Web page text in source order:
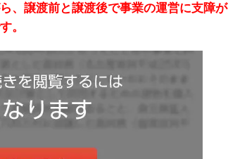
、譲渡前と譲渡後で事業の運営に支障が
。